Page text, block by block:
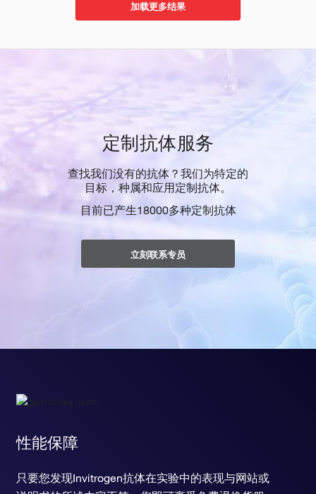
加载更多结果
定制抗体服务
查找我们没有的抗体？我们为特定的
目标，种属和应用定制抗体。
目前已产生18000多种定制抗体
立刻联系专员
性能保障
只要您发现Invitrogen抗体在实验中的表现与网站或